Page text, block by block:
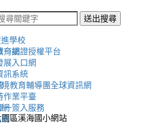
送出搜尋
學校
育網
一認證授權平台
展入口網
訊系統
作業平臺
一簽入服務
教育輔導團全球資訊網
區溪海國小網站